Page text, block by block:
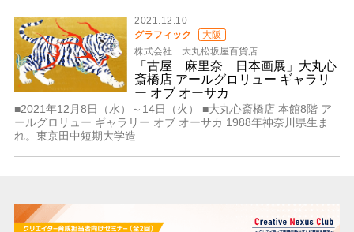
2021.12.10
グラフィック
大阪
株式会社 大丸松坂屋百貨店
「古屋 麻里奈 日本画展」大丸心
斎橋店 アールグロリュー ギャラリ
ー オブ オーサカ
■2021年12月8日（水）～14日（火） ■大丸心斎橋店 本館8階 ア
ールグロリュー ギャラリー オブ オーサカ 1988年神奈川県生ま
れ。東京田中短期大学造